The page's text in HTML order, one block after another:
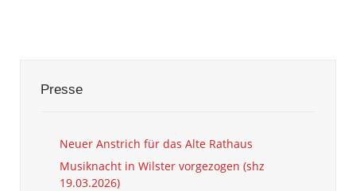
Presse
Neuer Anstrich für das Alte Rathaus
Musiknacht in Wilster vorgezogen (shz
19.03.2026)